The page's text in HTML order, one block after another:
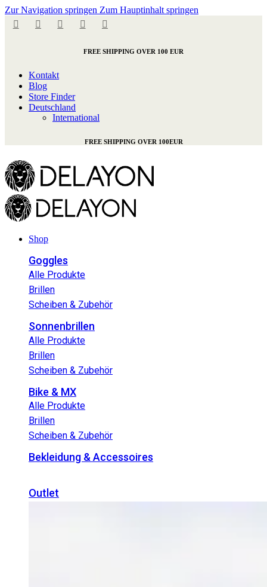
Zur Navigation springen Zum Hauptinhalt springen
FREE SHIPPING OVER 100 EUR
Kontakt
Blog
Store Finder
Deutschland
International
FREE SHIPPING OVER 100EUR
Shop
Goggles
Alle Produkte
Brillen
Scheiben & Zubehör
Sonnenbrillen
Alle Produkte
Brillen
Scheiben & Zubehör
Bike & MX
Alle Produkte
Brillen
Scheiben & Zubehör
Bekleidung & Accessoires
Outlet